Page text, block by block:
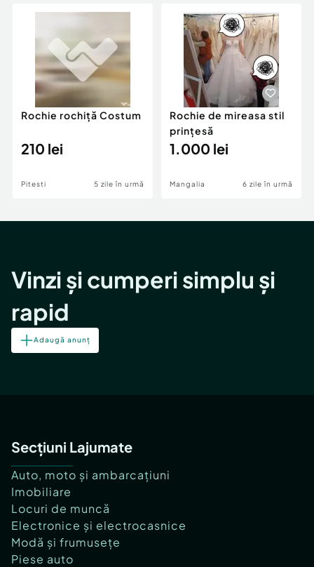
Animale de companie
Afaceri și echipamente profesionale
Inchiriere Bunuri si Vehicule
Utilaje agricole si industriale
Piese auto si accesorii
Dacia Duster
Rochie rochiță Costum
210 lei
Pitesti 5 zile în urmă
Rochie de mireasa stil
prințesă
1.000 lei
Mangalia 6 zile în urmă
Vinzi și cumperi simplu și
rapid
Adaugă anunț
Secțiuni Lajumate
Auto, moto și ambarcațiuni
Imobiliare
Locuri de muncă
Electronice și electrocasnice
Modă și frumusețe
Piese auto